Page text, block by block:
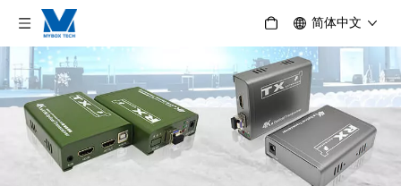
简体中文